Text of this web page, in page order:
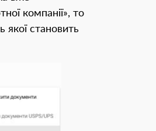
компанії», то
становить